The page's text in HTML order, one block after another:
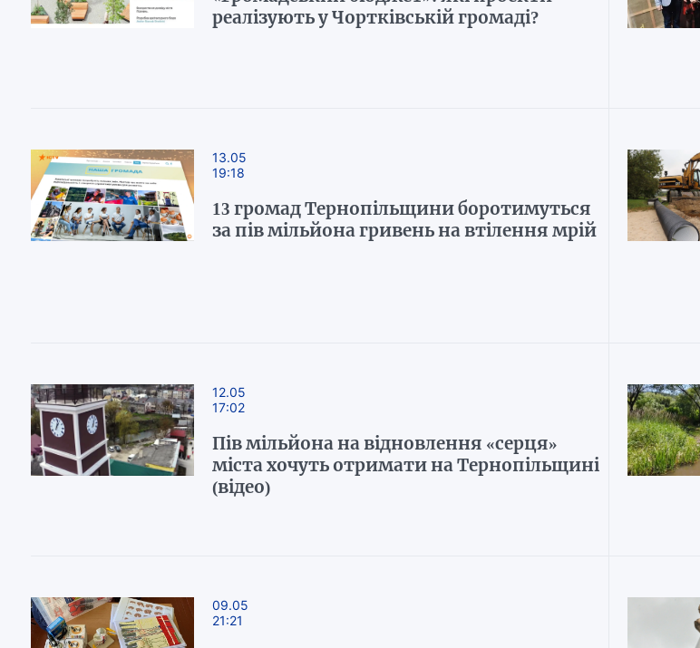
реалізують у Чортківській громаді?
13.05
19:18
13 громад Тернопільщини боротимуться
за пів мільйона гривень на втілення мрій
12.05
17:02
Пів мільйона на відновлення «серця»
міста хочуть отримати на Тернопільщині
(відео)
09.05
21:21